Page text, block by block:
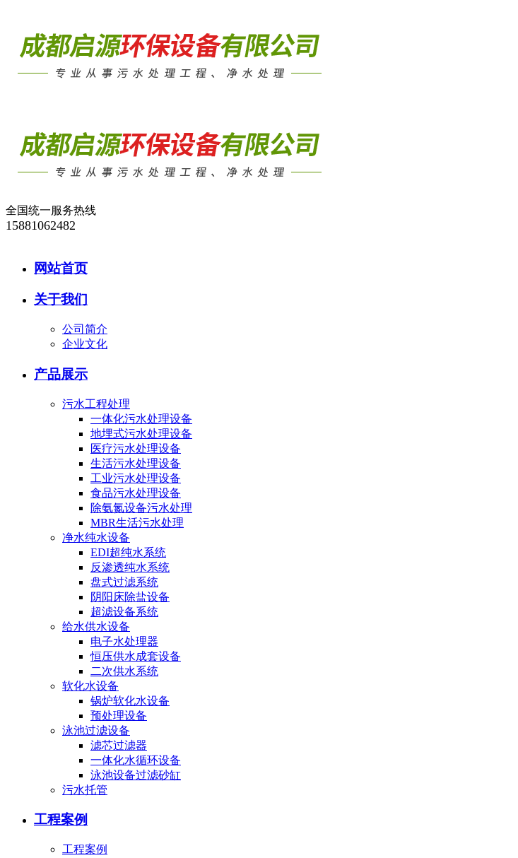
全国统一服务热线
15881062482
网站首页
关于我们
公司简介
企业文化
产品展示
污水工程处理
一体化污水处理设备
地埋式污水处理设备
医疗污水处理设备
生活污水处理设备
工业污水处理设备
食品污水处理设备
除氨氮设备污水处理
MBR生活污水处理
净水纯水设备
EDI超纯水系统
反渗透纯水系统
盘式过滤系统
阴阳床除盐设备
超滤设备系统
给水供水设备
电子水处理器
恒压供水成套设备
二次供水系统
软化水设备
锅炉软化水设备
预处理设备
泳池过滤设备
滤芯过滤器
一体化水循环设备
泳池设备过滤砂缸
污水托管
工程案例
工程案例